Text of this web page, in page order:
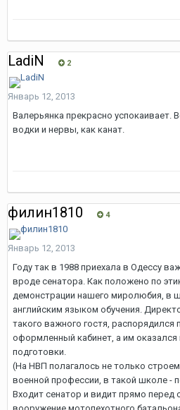
LadiN 2
Январь 12, 2013
Валерьянка прекрасно успокаивает.
водки и нервы, как канат.
филин1810 4
Январь 12, 2013
Году так в 1988 приехала в Одессу
вроде сенатора. Как положено по
демонстрации нашего миролюбия, в
английским языком обучения.
такого важного гостя, распорядился
оформленный кабинет, а им оказался
подготовки.
(На НВП полагалось не только
военной профессии, в такой школе -
Входит сенатор и видит прямо перед